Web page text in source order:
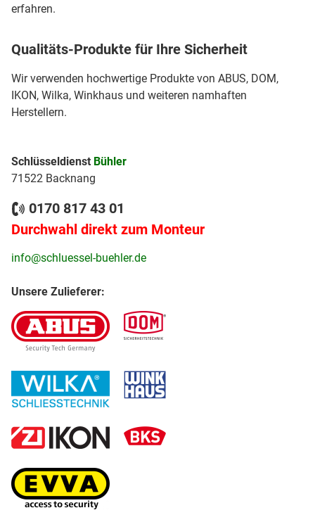
erfahren.
Qualitäts-Produkte für Ihre Sicherheit
Wir verwenden hochwertige Produkte von ABUS, DOM,
IKON, Wilka, Winkhaus und weiteren namhaften
Herstellern.
Schlüsseldienst Bühler
71522 Backnang
0170 817 43 01
Durchwahl direkt zum Monteur
info@schluessel-buehler.de
Unsere Zulieferer: